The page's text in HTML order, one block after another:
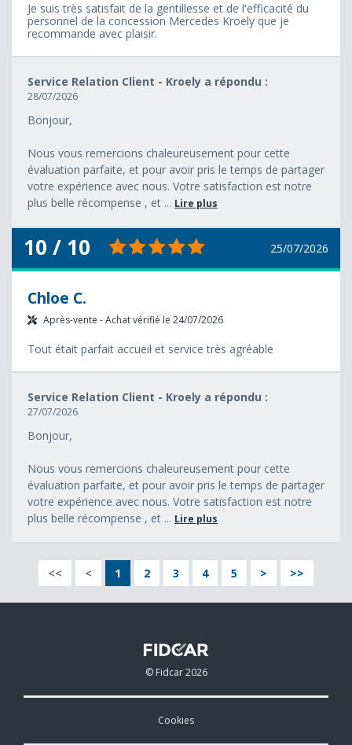
Je suis très satisfait de la gentillesse et de l'efficacité du
personnel de la concession Mercedes Kroely que je
recommande avec plaisir.
Service Relation Client - Kroely a répondu :
28/07/2026
Bonjour,
Nous vous remercions chaleureusement pour cette
évaluation parfaite, et pour avoir pris le temps de partager
votre expérience avec nous. Votre satisfaction est notre
plus belle récompense , et ... Lire plus
10 / 10 25/07/2026
Chloe C.
Après-vente - Achat vérifié le 24/07/2026
Tout était parfait accueil et service très agréable
Service Relation Client - Kroely a répondu :
27/07/2026
Bonjour,
Nous vous remercions chaleureusement pour cette
évaluation parfaite, et pour avoir pris le temps de partager
votre expérience avec nous. Votre satisfaction est notre
plus belle récompense , et ... Lire plus
<< < 1 2 3 4 5 > >>
© Fidcar 2026
Cookies